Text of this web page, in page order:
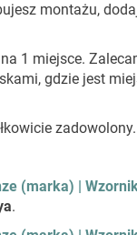
montażu,
1 miejsce.
gdzie jest
zadowolony.
(marka) |
.